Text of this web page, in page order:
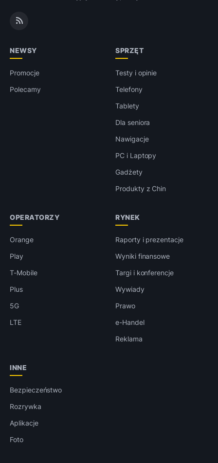
NEWSY
Promocje
Polecamy
SPRZĘT
Testy i opinie
Telefony
Tablety
Dla seniora
Nawigacje
PC i Laptopy
Gadżety
Produkty z Chin
OPERATORZY
Orange
Play
T-Mobile
Plus
5G
LTE
RYNEK
Raporty i prezentacje
Wyniki finansowe
Targi i konferencje
Wywiady
Prawo
e-Handel
Reklama
INNE
Bezpieczeństwo
Rozrywka
Aplikacje
Foto